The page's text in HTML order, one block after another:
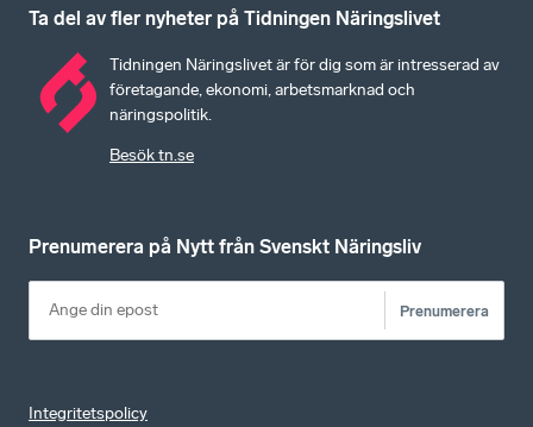
Ta del av fler nyheter på Tidningen Näringslivet
Tidningen Näringslivet är för dig som är intresserad av
företagande, ekonomi, arbetsmarknad och
näringspolitik.
Besök tn.se
Prenumerera på Nytt från Svenskt Näringsliv
Prenumerera
Integritetspolicy